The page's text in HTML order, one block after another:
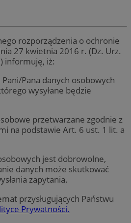
rozporządzenia o ochronie
27 kwietnia 2016 r. (Dz. Urz.
informuję, iż:
Pana danych osobowych
wysyłane będzie
przetwarzane zgodnie z
na podstawie Art. 6 ust. 1 lit. a
jest dobrowolne,
danych może skutkować
zapytania.
przysługujących Państwu
Prywatności.